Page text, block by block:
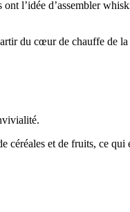
l’idée d’assembler
du cœur de chauffe de
et de fruits, ce